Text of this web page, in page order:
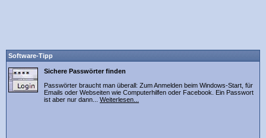
Software-Tipp
Sichere Passwörter finden
Passwörter braucht man überall: Zum Anmelden beim Windows-Start, für
Emails oder Webseiten wie Computerhilfen oder Facebook. Ein Passwort
ist aber nur dann... Weiterlesen...